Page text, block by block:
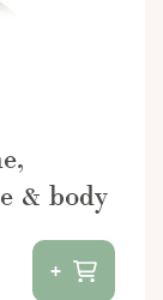
& body
+